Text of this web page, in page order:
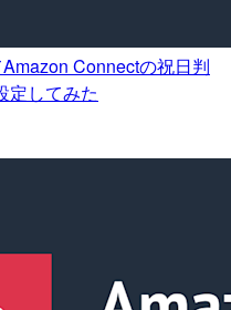
Connectの祝日判
定してみた